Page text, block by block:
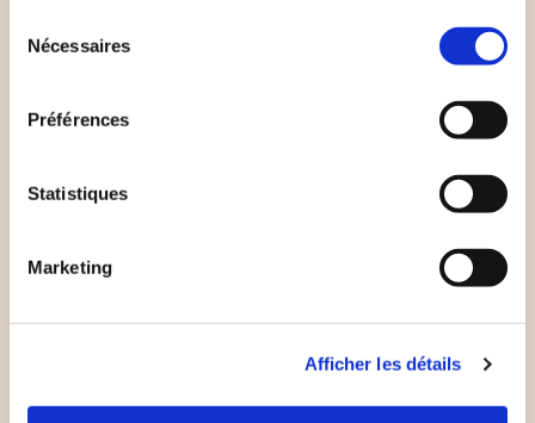
Nécessaires
Préférences
Statistiques
Marketing
Afficher les détails
Ann-Charlotte et de Sarah Olivia Knudsen